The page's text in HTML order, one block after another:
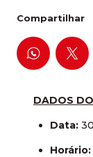
Compartilhar
DADOS
Data:
Horário: